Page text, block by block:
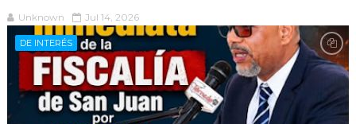
Unknown Jul 14, 2026
DE INTERÉS